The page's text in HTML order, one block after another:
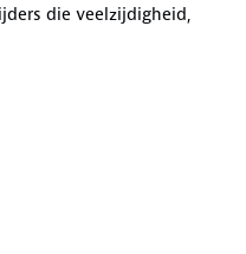
die veelzijdigheid,